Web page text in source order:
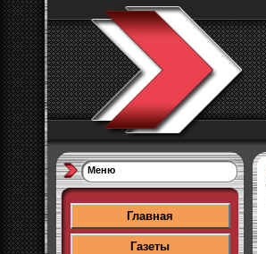
Меню
Главная
Газеты